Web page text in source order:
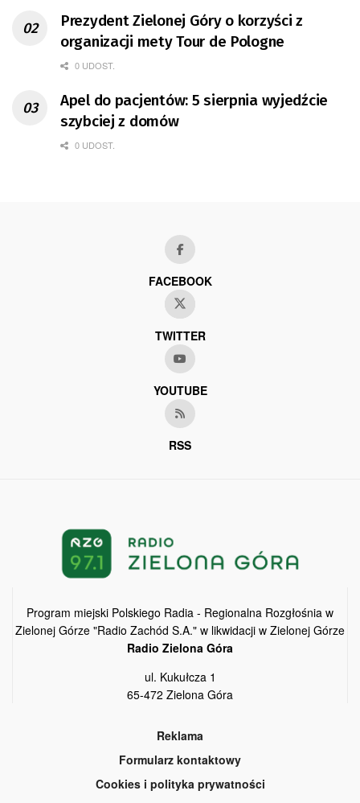
Prezydent Zielonej Góry o korzyści z
organizacji mety Tour de Pologne
0 UDOST.
Apel do pacjentów: 5 sierpnia wyjedźcie
szybciej z domów
0 UDOST.
FACEBOOK
TWITTER
YOUTUBE
RSS
Program miejski Polskiego Radia - Regionalna Rozgłośnia w
Zielonej Górze "Radio Zachód S.A." w likwidacji w Zielonej Górze
Radio Zielona Góra
ul. Kukułcza 1
65-472 Zielona Góra
Reklama
Formularz kontaktowy
Cookies i polityka prywatności